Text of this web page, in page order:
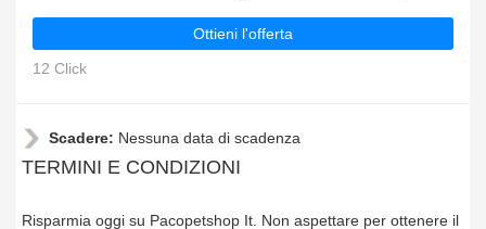
Ottieni l'offerta
12 Click
Scadere: Nessuna data di scadenza
TERMINI E CONDIZIONI
Risparmia oggi su Pacopetshop It. Non aspettare per ottenere il